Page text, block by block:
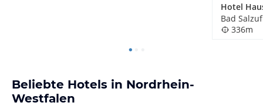
Hotel
Bad
336m
Beliebte Hotels in Nordrhein-
Westfalen